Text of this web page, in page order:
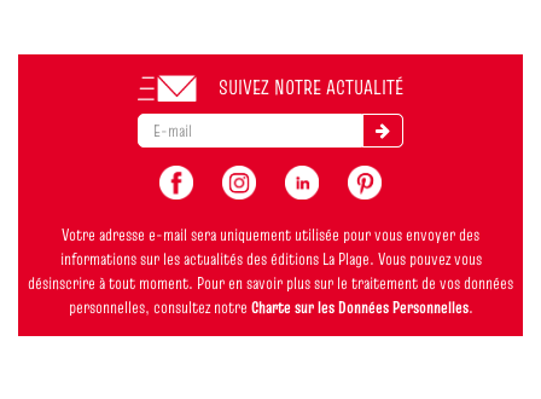
SUIVEZ NOTRE ACTUALITÉ
Votre adresse e-mail sera uniquement utilisée pour vous envoyer des
informations sur les actualités des éditions La Plage. Vous pouvez vous
désinscrire à tout moment. Pour en savoir plus sur le traitement de vos données
personnelles, consultez notre Charte sur les Données Personnelles.